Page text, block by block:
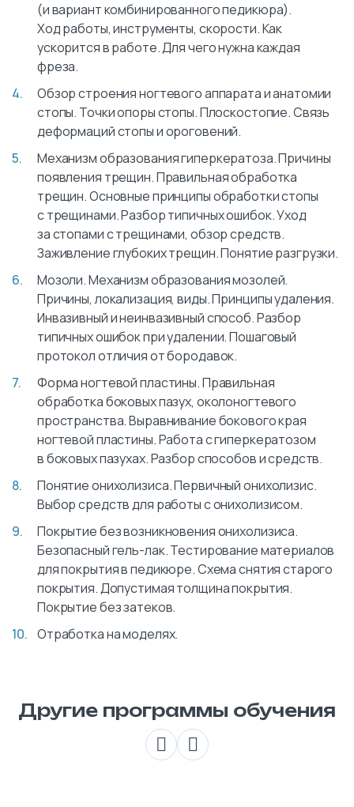
(и вариант комбинированного педикюра).
Ход работы, инструменты, скорости. Как
ускорится в работе. Для чего нужна каждая
фреза.
Обзор строения ногтевого аппарата и анатомии
стопы. Точки опоры стопы. Плоскостопие. Связь
деформаций стопы и ороговений.
Механизм образования гиперкератоза. Причины
появления трещин. Правильная обработка
трещин. Основные принципы обработки стопы
с трещинами. Разбор типичных ошибок. Уход
за стопами с трещинами, обзор средств.
Заживление глубоких трещин. Понятие разгрузки.
Мозоли. Механизм образования мозолей.
Причины, локализация, виды. Принципы удаления.
Инвазивный и неинвазивный способ. Разбор
типичных ошибок при удалении. Пошаговый
протокол отличия от бородавок.
Форма ногтевой пластины. Правильная
обработка боковых пазух, околоногтевого
пространства. Выравнивание бокового края
ногтевой пластины. Работа с гиперкератозом
в боковых пазухах. Разбор способов и средств.
Понятие онихолизиса. Первичный онихолизис.
Выбор средств для работы с онихолизисом.
Покрытие без возникновения онихолизиса.
Безопасный гель-лак. Тестирование материалов
для покрытия в педикюре. Схема снятия старого
покрытия. Допустимая толщина покрытия.
Покрытие без затеков.
Отработка на моделях.
Другие программы обучения